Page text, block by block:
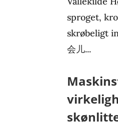
sproget,
skrøbeligt
会儿...